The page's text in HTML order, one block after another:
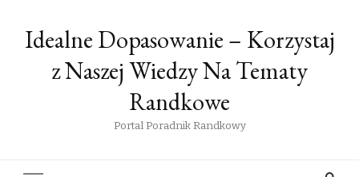
Idealne Dopasowanie – Korzystaj
z Naszej Wiedzy Na Tematy
Randkowe
Portal Poradnik Randkowy